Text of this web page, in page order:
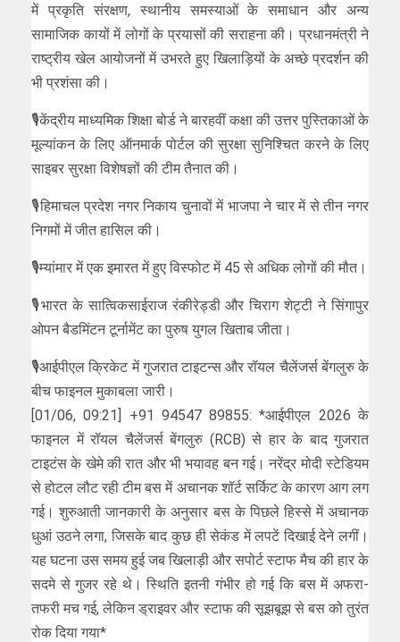
में प्रकृति संरक्षण, स्थानीय समस्याओं के समाधान और अन्य
सामाजिक कायों में लोगों के प्रयासों की सराहना की। प्रधानमंत्री ने
राष्ट्रीय खेल आयोजनों में उभरते हुए खिलाड़ियों के अच्छे प्रदर्शन की
भी प्रशंसा की।
🎙️केंद्रीय माध्यमिक शिक्षा बोर्ड ने बारहवीं कक्षा की उत्तर पुस्तिकाओं के
मूल्यांकन के लिए ऑनमार्क पोर्टल की सुरक्षा सुनिश्चित करने के लिए
साइबर सुरक्षा विशेषज्ञों की टीम तैनात की।
🎙️हिमाचल प्रदेश नगर निकाय चुनावों में भाजपा ने चार में से तीन नगर
निगमों में जीत हासिल की।
🎙️म्यांमार में एक इमारत में हुए विस्फोट में 45 से अधिक लोगों की मौत।
🎙️भारत के सात्विकसाईराज रंकीरेड्डी और चिराग शेट्टी ने सिंगापुर
ओपन बैडमिंटन टूर्नामेंट का पुरुष युगल खिताब जीता।
🎙️आईपीएल क्रिकेट में गुजरात टाइटन्स और रॉयल चैलेंजर्स बेंगलुरु के
बीच फाइनल मुकाबला जारी।
[01/06, 09:21] +91 94547 89855: *आईपीएल 2026 के
फाइनल में रॉयल चैलेंजर्स बेंगलुरु (RCB) से हार के बाद गुजरात
टाइटंस के खेमे की रात और भी भयावह बन गई। नरेंद्र मोदी स्टेडियम
से होटल लौट रही टीम बस में अचानक शॉर्ट सर्किट के कारण आग लग
गई। शुरुआती जानकारी के अनुसार बस के पिछले हिस्से में अचानक
धुआं उठने लगा, जिसके बाद कुछ ही सेकंड में लपटें दिखाई देने लगीं।
यह घटना उस समय हुई जब खिलाड़ी और सपोर्ट स्टाफ मैच की हार के
सदमे से गुजर रहे थे। स्थिति इतनी गंभीर हो गई कि बस में अफरा-
तफरी मच गई, लेकिन ड्राइवर और स्टाफ की सूझबूझ से बस को तुरंत
रोक दिया गया*